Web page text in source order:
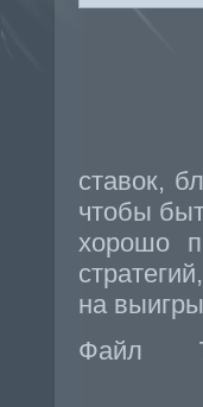
ставок,
чтобы
хорошо
на
Файл